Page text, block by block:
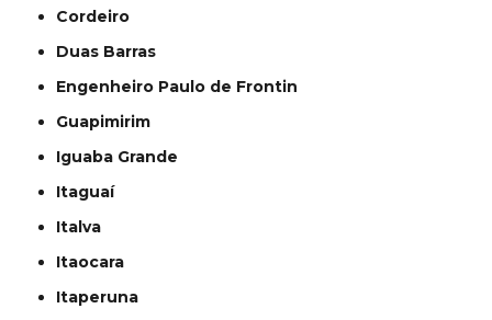
Cordeiro
Duas Barras
Engenheiro Paulo de Frontin
Guapimirim
Iguaba Grande
Itaguaí
Italva
Itaocara
Itaperuna